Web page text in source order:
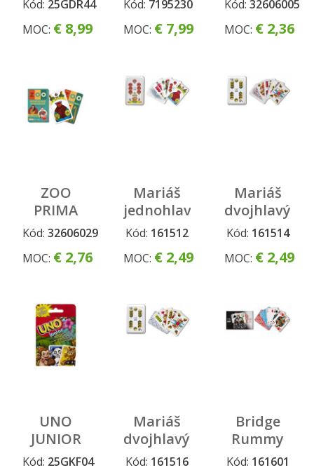
Kód: 25GDR44
MOC: € 8,99
Kód: 7195230
MOC: € 7,99
Kód: 32606005
MOC: € 2,36
ZOO
PRIMA
Mariášové
Kód: 32606029
MOC: € 2,76
Mariáš
jednohlavý
- koník
Kód: 161512
MOC: € 2,49
Mariáš
dvojhlavý
-
Kód: 161514
MOC: € 2,49
UNO
JUNIOR
ZVIERATKA
Kód: 25GKF04
Mariáš
dvojhlavý
- kára
Kód: 161516
Bridge
Rummy
Kód: 161601